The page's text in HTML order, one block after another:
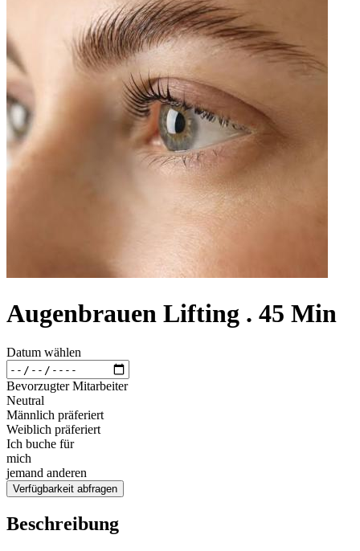
Augenbrauen Lifting . 45 Min
Datum wählen
Bevorzugter Mitarbeiter
Neutral
Männlich präferiert
Weiblich präferiert
Ich buche für
mich
jemand anderen
Verfügbarkeit abfragen
Beschreibung